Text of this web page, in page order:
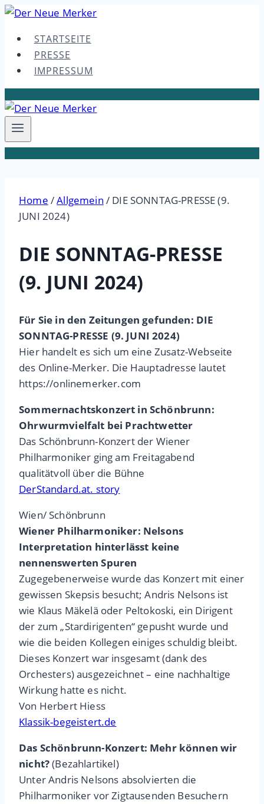
Skip
contentSTARTSEITE
PRESSE
IMPRESSUM
Home /Allgemein / DIE SONNTAG-PRESSE (9.
JUNI 2024)
DIE SONNTAG-PRESSE
(9. JUNI 2024)
Für Sie in den Zeitungen gefunden: DIE
SONNTAG-PRESSE (9. JUNI 2024)
Hier handelt es sich um eine Zusatz-Webseite
des Online-Merker. Die Hauptadresse lautet
https://onlinemerker.com
Sommernachtskonzert in Schönbrunn:
Ohrwurmvielfalt bei Prachtwetter
Das Schönbrunn-Konzert der Wiener
Philharmoniker ging am Freitagabend
qualitätvoll über die Bühne
DerStandard.at. story
Wien/ Schönbrunn
Wiener Philharmoniker: Nelsons
Interpretation hinterlässt keine
nennenswerten Spuren
Zugegebenerweise wurde das Konzert mit einer
gewissen Skepsis besucht; Andris Nelsons ist
wie Klaus Mäkelä oder Peltokoski, ein Dirigent
der zum „Stardirigenten“ gepusht wurde und
wie die beiden Kollegen einiges schuldig bleibt.
Dieses Konzert war insgesamt (dank des
Orchesters) ausgezeichnet – eine nachhaltige
Wirkung hatte es nicht.
Von Herbert Hiess
Klassik-begeistert.de
Das Schönbrunn-Konzert: Mehr können wir
nicht?(Bezahlartikel)
Unter Andris Nelsons absolvierten die
Philharmoniker vor Zigtausenden Besuchern